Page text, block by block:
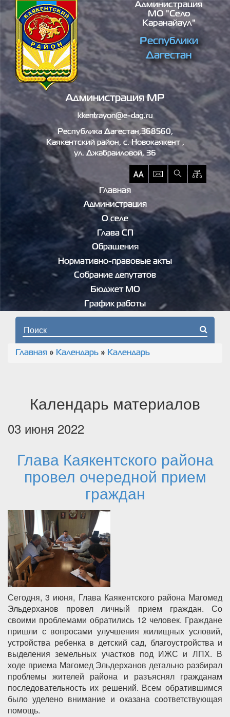
Перейти к основному содержаниюАдминистрация
МО "село
Каранайаул"
Республики
Дагестан
Администрация МР
kkentrayon@e-dag.ru
Республика Дагестан,368560,
Каякентский район, c. Новокаякент ,
ул. Джабраиловой, 36
Главная
Администрация
О селе
Глава СП
Обращения
Нормативно-правовые акты
Собрание депутатов
Бюджет МО
График работы
Форма поиска
Вы здесь
Главная » Календарь » Календарь
Календарь материалов
03 июня 2022
Глава Каякентского района
провел очередной прием
граждан
Сегодня, 3 июня, Глава Каякентского района Магомед
Эльдерханов провел личный прием граждан. Со
своими проблемами обратились 12 человек. Граждане
пришли с вопросами улучшения жилищных условий,
устройства ребенка в детский сад, благоустройства и
выделения земельных участков под ИЖС и ЛПХ. В
ходе приема Магомед Эльдерханов детально разбирал
проблемы жителей района и разъяснял гражданам
последовательность их решений. Всем обратившимся
было уделено внимание и оказана соответствующая
помощь.